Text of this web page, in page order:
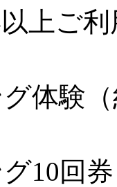
上ご
体験
10回券